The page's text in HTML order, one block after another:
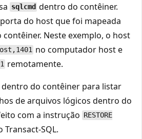
sqlcmd dentro do contêiner.
do host que foi mapeada
Neste exemplo, o host
no computador host e
remotamente.
dentro do contêiner para listar
de arquivos lógicos dentro do
com a instrução RESTORE
Transact-SQL.